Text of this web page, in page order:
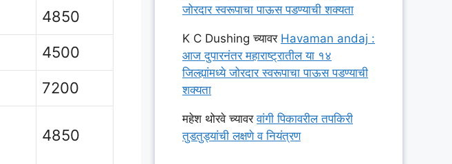
4850
4500
7200
4850
जोरदार स्वरूपाचा पाऊस पडण्याची शक्यता
K C Dushing च्यावर Havaman andaj :
आज दुपारनंतर महाराष्ट्रातील या १४
जिल्ह्यांमध्ये जोरदार स्वरूपाचा पाऊस पडण्याची
शक्यता
महेश थोरवेच्यावरवांगी पिकावरील तपकिरी
तुडतुड्यांची लक्षणे व नियंत्रण